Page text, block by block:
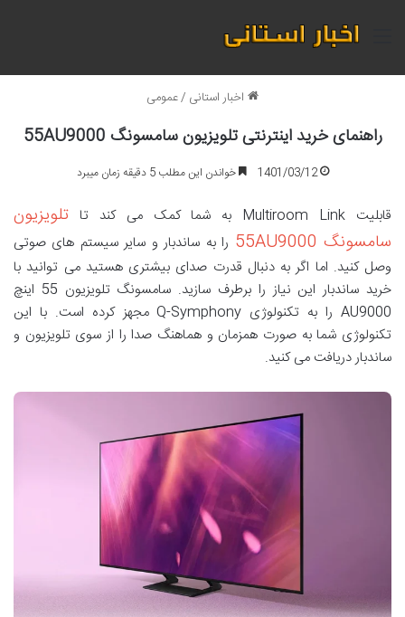
منو
اخبار استانی /عمومی
راهنمای خرید اینترنتی تلویزیون سامسونگ 55AU9000
1401/03/12 خواندن این مطلب 5 دقیقه زمان میبرد
قابلیت Multiroom Link به شما کمک می کند تا
تلویزیون
سامسونگ 55AU9000
را به ساندبار و سایر سیستم های صوتی
وصل کنید. اما اگر به دنبال قدرت صدای بیشتری هستید می توانید با
خرید ساندبار این نیاز را برطرف سازید. سامسونگ تلویزیون 55 اینچ
AU9000 را به تکنولوژی Q-Symphony مجهز کرده است. با این
تکنولوژی شما به صورت همزمان و هماهنگ صدا را از سوی تلویزیون و
ساندبار دریافت می کنید.